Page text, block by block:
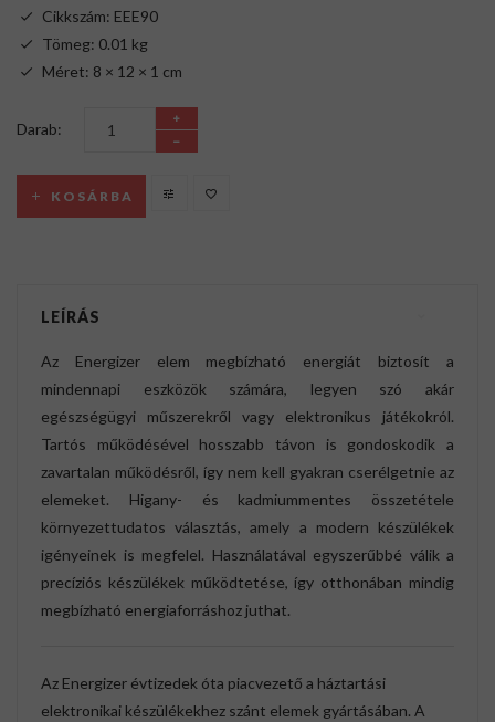
Cikkszám: EEE90
Tömeg: 0.01 kg
Méret: 8 × 12 × 1 cm
Darab:
KOSÁRBA
LEÍRÁS
Az Energizer elem megbízható energiát biztosít a
mindennapi eszközök számára, legyen szó akár
egészségügyi műszerekről vagy elektronikus játékokról.
Tartós működésével hosszabb távon is gondoskodik a
zavartalan működésről, így nem kell gyakran cserélgetnie az
elemeket. Higany- és kadmiummentes összetétele
környezettudatos választás, amely a modern készülékek
igényeinek is megfelel. Használatával egyszerűbbé válik a
precíziós készülékek működtetése, így otthonában mindig
megbízható energiaforráshoz juthat.
Az Energizer évtizedek óta piacvezető a háztartási
elektronikai készülékekhez szánt elemek gyártásában. A